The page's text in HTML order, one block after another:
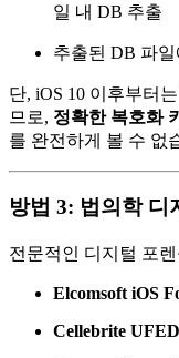
일 내 DB 추출
추출된 DB 파
단, iOS 10 이후부터는
므로, 정확한 복호화
를 완전하게 볼 수 없
방법 3: 법의학 디
전문적인 디지털 포
Elcomsoft iOS
Cellebrite UFED